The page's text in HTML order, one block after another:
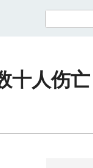
十人伤亡